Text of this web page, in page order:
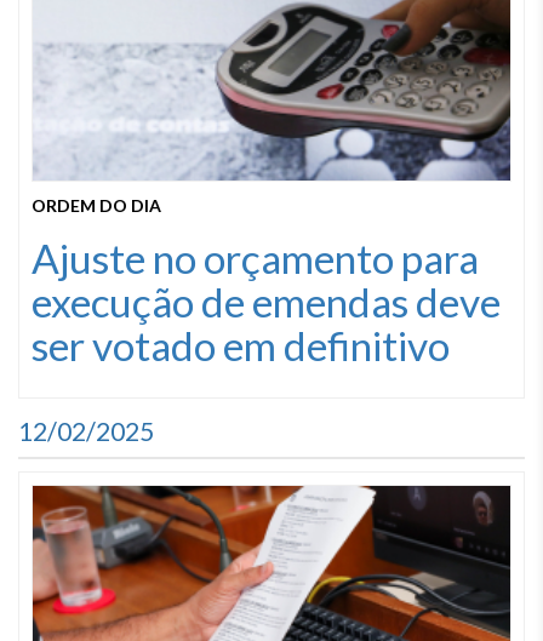
ORDEM DO DIA
Ajuste no orçamento para
execução de emendas deve
ser votado em definitivo
12/02/2025